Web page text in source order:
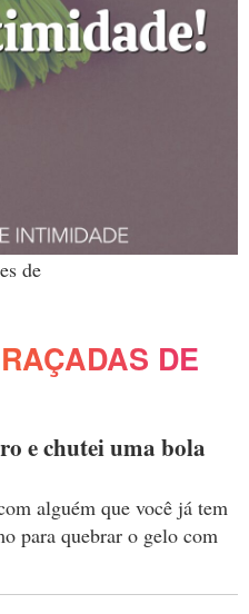
de
DE
e chutei uma bola
alguém que você já tem
para quebrar o gelo com